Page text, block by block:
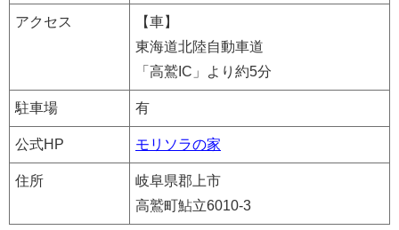
アクセス
【車】
東海道北陸自動車道
「高鷲IC」より約5分
駐車場 有
公式HP モリソラの家
住所
岐阜県郡上市
高鷲町鮎立6010-3